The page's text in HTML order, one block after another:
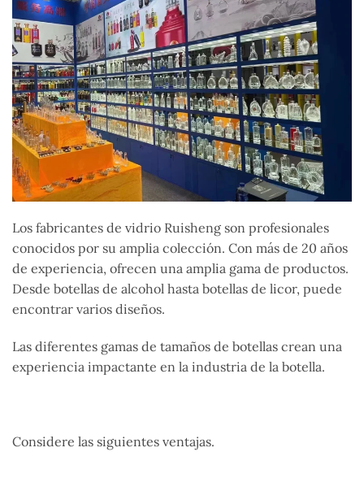
Los fabricantes de vidrio Ruisheng son profesionales
conocidos por su amplia colección. Con más de 20 años
de experiencia, ofrecen una amplia gama de productos.
Desde botellas de alcohol hasta botellas de licor, puede
encontrar varios diseños.
Las diferentes gamas de tamaños de botellas crean una
experiencia impactante en la industria de la botella.
Considere las siguientes ventajas.